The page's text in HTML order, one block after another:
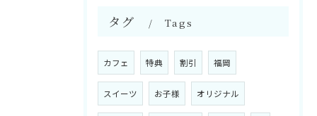
タグ Tags
カフェ 特典 割引 福岡
スイーツ お子様 オリジナル